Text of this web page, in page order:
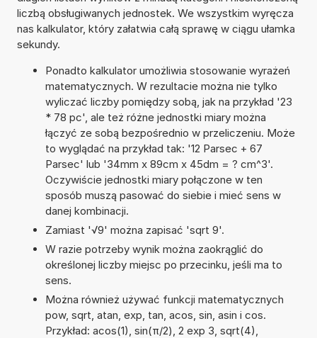
liczbą obsługiwanych jednostek. We wszystkim wyręcza
nas kalkulator, który załatwia całą sprawę w ciągu ułamka
sekundy.
Ponadto kalkulator umożliwia stosowanie wyrażeń
matematycznych. W rezultacie można nie tylko
wyliczać liczby pomiędzy sobą, jak na przykład '23
* 78 pc', ale też różne jednostki miary można
łączyć ze sobą bezpośrednio w przeliczeniu. Może
to wyglądać na przykład tak: '12 Parsec + 67
Parsec' lub '34mm x 89cm x 45dm = ? cm^3'.
Oczywiście jednostki miary połączone w ten
sposób muszą pasować do siebie i mieć sens w
danej kombinacji.
Zamiast '√9' można zapisać 'sqrt 9'.
W razie potrzeby wynik można zaokrąglić do
określonej liczby miejsc po przecinku, jeśli ma to
sens.
Można również używać funkcji matematycznych
pow, sqrt, atan, exp, tan, acos, sin, asin i cos.
Przykład: acos(1), sin(π/2), 2 exp 3, sqrt(4),